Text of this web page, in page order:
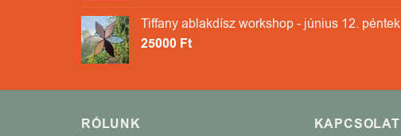
Tiffany ablakdísz workshop - június 12. péntek
25000 Ft
RÓLUNK KAPCSOLAT